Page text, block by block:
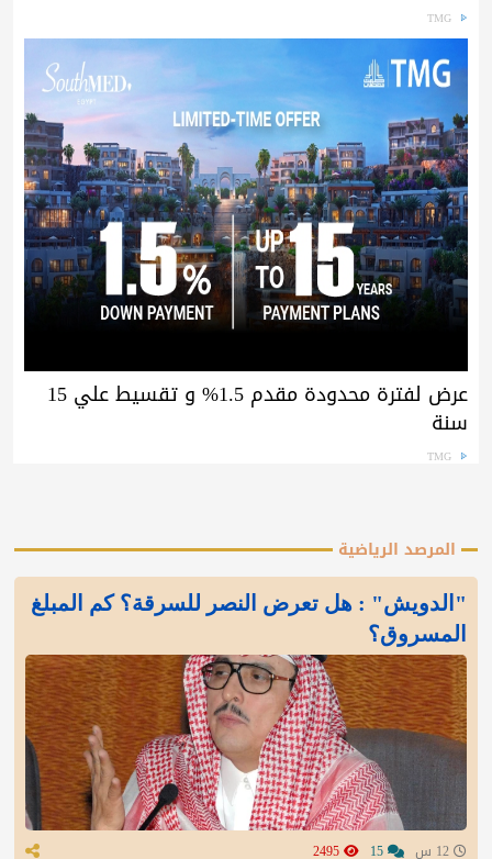
TMG
عرض لفترة محدودة مقدم 1.5% و تقسيط علي 15
سنة
TMG
المرصد الرياضية
"الدويش" : هل تعرض النصر للسرقة؟ كم المبلغ
المسروق؟